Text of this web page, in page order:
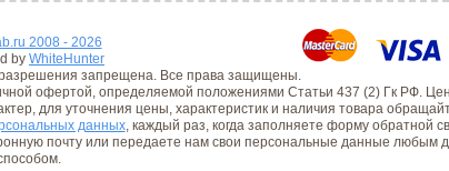
2008 - 2026
by WhiteHunter
запрещена. Все права защищены.
офертой, определяемой положениями Статьи 437 (2) Гк РФ.
для уточнения цены, характеристик и наличия товара
данных, каждый раз, когда заполняете форму обратной
почту или передаете нам свои персональные данные любым